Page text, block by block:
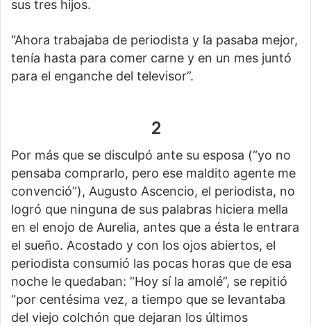
sus tres hijos.
“Ahora trabajaba de periodista y la pasaba mejor,
tenía hasta para comer carne y en un mes juntó
para el enganche del televisor”.
2
Por más que se disculpó ante su esposa (“yo no
pensaba comprarlo, pero ese maldito agente me
convenció”), Augusto Ascencio, el periodista, no
logró que ninguna de sus palabras hiciera mella
en el enojo de Aurelia, antes que a ésta le entrara
el sueño. Acostado y con los ojos abiertos, el
periodista consumió las pocas horas que de esa
noche le quedaban: “Hoy sí la amolé”, se repitió
“por centésima vez, a tiempo que se levantaba
del viejo colchón que dejaran los últimos